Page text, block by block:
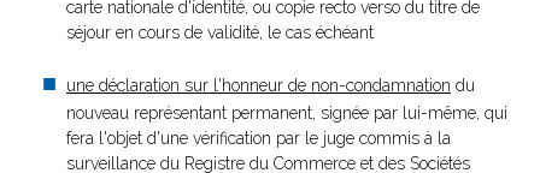
carte nationale d'identité, ou copie recto verso du titre de
séjour en cours de validité, le cas échéant
une déclaration sur l'honneur de non-condamnation du
nouveau représentant permanent, signée par lui-même, qui
fera l'objet d'une vérification par le juge commis à la
surveillance du Registre du Commerce et des Sociétés